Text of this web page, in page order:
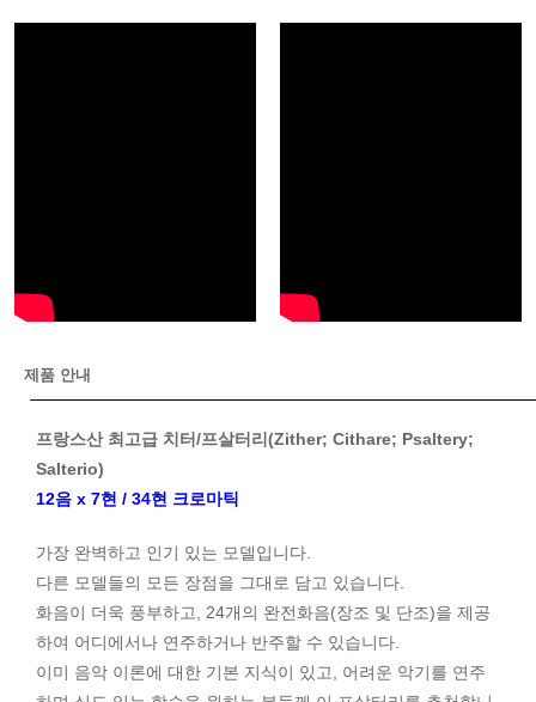
제품 안내
프랑스산 최고급 치터/프살터리(Zither; Cithare; Psaltery;
Salterio)
12음 x 7현 / 34현 크로마틱
가장 완벽하고 인기 있는 모델입니다.
다른 모델들의 모든 장점을 그대로 담고 있습니다.
화음이 더욱 풍부하고, 24개의 완전화음(장조 및 단조)을 제공
하여 어디에서나 연주하거나 반주할 수 있습니다.
이미 음악 이론에 대한 기본 지식이 있고, 어려운 악기를 연주